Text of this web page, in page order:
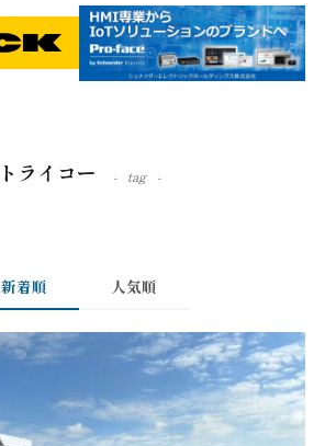
トライコー tag
新着順 人気順